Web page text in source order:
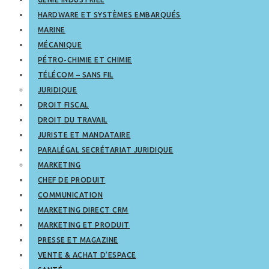
HARDWARE ET SYSTÈMES EMBARQUÉS
MARINE
MÉCANIQUE
PÉTRO-CHIMIE ET CHIMIE
TÉLÉCOM – SANS FIL
JURIDIQUE
DROIT FISCAL
DROIT DU TRAVAIL
JURISTE ET MANDATAIRE
PARALÉGAL SECRÉTARIAT JURIDIQUE
MARKETING
CHEF DE PRODUIT
COMMUNICATION
MARKETING DIRECT CRM
MARKETING ET PRODUIT
PRESSE ET MAGAZINE
VENTE & ACHAT D’ESPACE